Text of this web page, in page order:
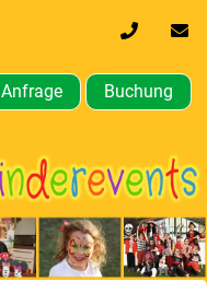
0170
64
610
Anfrage Buchung